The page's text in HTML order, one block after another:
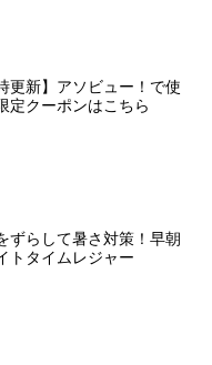
更新】アソビュー！で使
定クーポンはこちら
ずらして暑さ対策！早朝
トタイムレジャー